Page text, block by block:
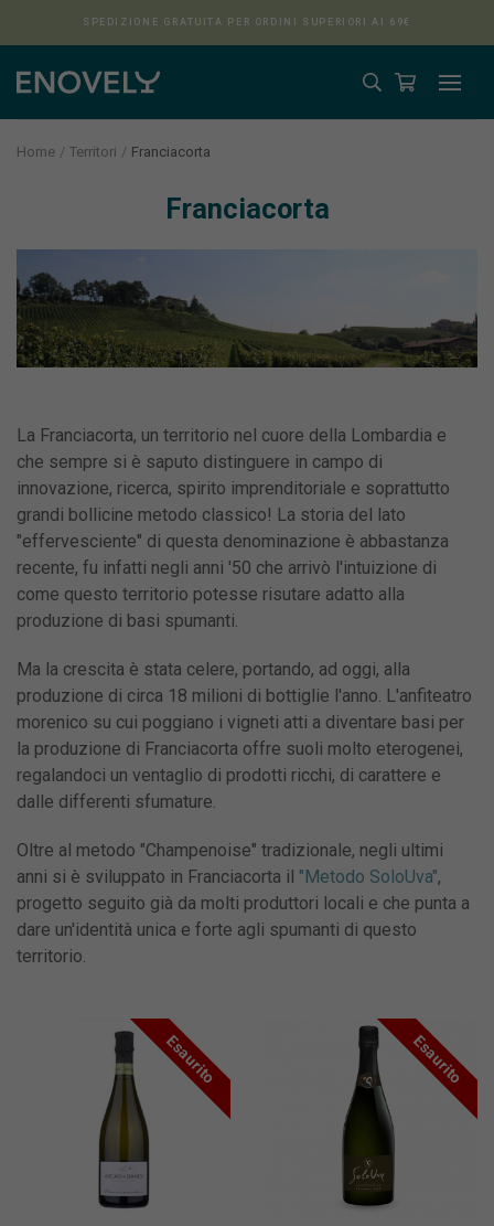
Aura
SPEDIZIONE GRATUITA PER ORDINI SUPERIORI AI 69€
Home Territori Franciacorta
Franciacorta
La Franciacorta, un territorio nel cuore della Lombardia e
che sempre si è saputo distinguere in campo di
innovazione, ricerca, spirito imprenditoriale e soprattutto
grandi bollicine metodo classico! La storia del lato
"effervesciente" di questa denominazione è abbastanza
recente, fu infatti negli anni '50 che arrivò l'intuizione di
come questo territorio potesse risutare adatto alla
produzione di basi spumanti.
Ma la crescita è stata celere, portando, ad oggi, alla
produzione di circa 18 milioni di bottiglie l'anno. L'anfiteatro
morenico su cui poggiano i vigneti atti a diventare basi per
la produzione di Franciacorta offre suoli molto eterogenei,
regalandoci un ventaglio di prodotti ricchi, di carattere e
dalle differenti sfumature.
Oltre al metodo "Champenoise" tradizionale, negli ultimi
anni si è sviluppato in Franciacorta il "Metodo SoloUva",
progetto seguito già da molti produttori locali e che punta a
dare un'identità unica e forte agli spumanti di questo
territorio.
Esaurito Esaurito